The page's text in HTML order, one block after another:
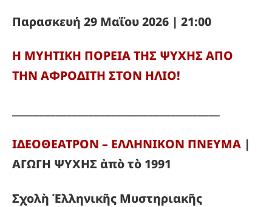
Παρασκευή 29 Μαΐου 2026 | 21:00
Η ΜΥΗΤΙΚΗ ΠΟΡΕΙΑ ΤΗΣ ΨΥΧΗΣ ΑΠΟ
ΤΗΝ ΑΦΡΟΔΙΤΗ ΣΤΟΝ ΗΛΙΟ!
ΙΔΕΟΘΕΑΤΡΟΝ – ΕΛΛΗΝΙΚΟΝ ΠΝΕΥΜΑ |
ΑΓΩΓΗ ΨΥΧΗΣ ἀπὸ τὸ 1991
Σχολὴ Ἑλληνικῆς Μυστηριακῆς